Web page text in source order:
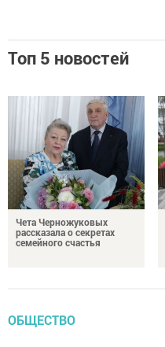
Топ 5 новостей
Чета Черножуковых
рассказала о секретах
семейного счастья
ОБЩЕСТВО